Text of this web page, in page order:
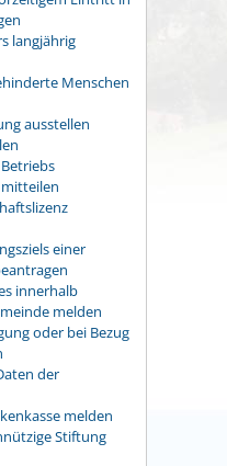
langjährig
Menschen
ausstellen
einer
innerhalb
melden
oder bei Bezug
der
melden
Stiftung